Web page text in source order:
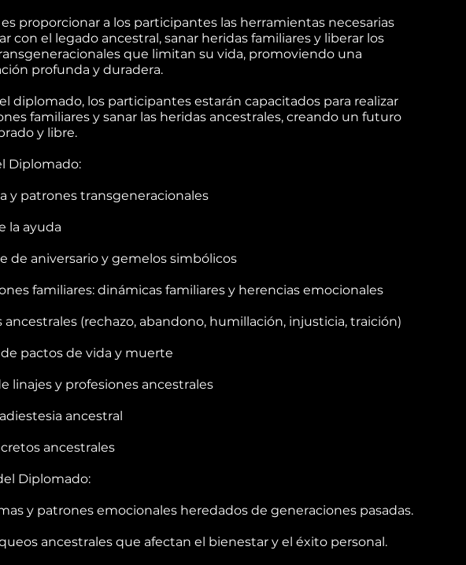
proporcionar a los participantes las herramientas necesarias
con el legado ancestral, sanar heridas familiares y liberar los
que limitan su vida, promoviendo una
profunda y duradera.
diplomado, los participantes estarán capacitados para realizar
familiares y sanar las heridas ancestrales, creando un futuro
y libre.
Diplomado:
y patrones transgeneracionales
la ayuda
de aniversario y gemelos simbólicos
familiares: dinámicas familiares y herencias emocionales
ancestrales (rechazo, abandono, humillación, injusticia, traición)
pactos de vida y muerte
linajes y profesiones ancestrales
ancestral
ancestrales
Diplomado:
y patrones emocionales heredados de generaciones pasadas.
ancestrales que afectan el bienestar y el éxito personal.